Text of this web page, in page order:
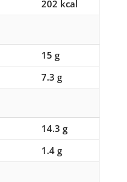
202 kcal
15 g
7.3 g
14.3 g
1.4 g